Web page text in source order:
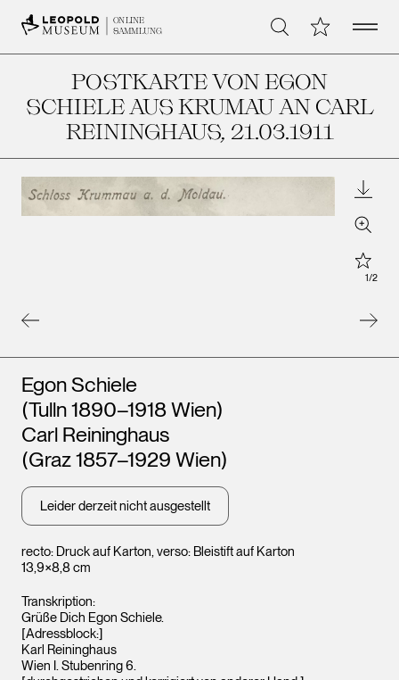
ONLINE
SAMMLUNG
Suche Meine Open
POSTKARTE VON EGON
SCHIELE AUS KRUMAU AN CARL
REININGHAUS, 21.03.1911
Zoom
Star
1/2
recto: Druck auf Karton, verso: Bleistift auf Karton
13,9×8,8 cm
Künstler*innen
Egon Schiele
(Tulln 1890–1918 Wien)
Carl Reininghaus
(Graz 1857–1929 Wien)
Leider derzeit nicht ausgestellt
Transkription:
Grüße Dich Egon Schiele.
[Adressblock:]
Karl Reininghaus
Wien I. Stubenring 6.